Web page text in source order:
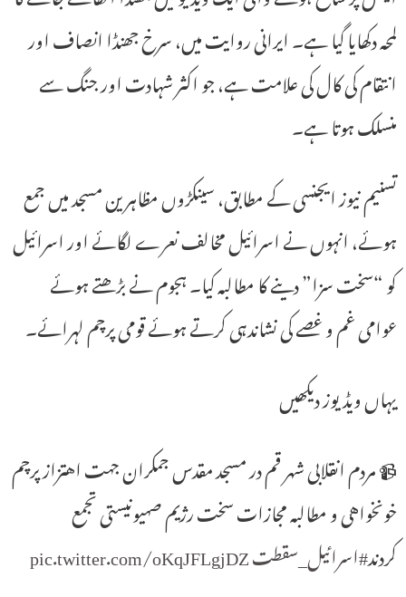
لمحہ دکھایا گیا ہے۔ ایرانی روایت میں، سرخ جھنڈا انصاف اور
انتقام کی کال کی علامت ہے، جو اکثر شہادت اور جنگ سے
منسلک ہوتا ہے۔
تسنیم نیوز ایجنسی کے مطابق، سینکڑوں مظاہرین مسجد میں جمع
ہوئے، انہوں نے اسرائیل مخالف نعرے لگائے اور اسرائیل
کو “سخت سزا” دینے کا مطالبہ کیا۔ ہجوم نے بڑھتے ہوئے
عوامی غم و غصے کی نشاندہی کرتے ہوئے قومی پرچم لہرائے۔
یہاں ویڈیوز دیکھیں
📹 مردم انقلابی شهر قم در مسجد مقدس جمکران جهت اهتزاز پرچم
خونخواهی و مطالبه مجازات سخت رژیم صهیونیستی تجمع
کردند#اسرائیل_سقطتpic.twitter.com/oKqJFLgjDZ